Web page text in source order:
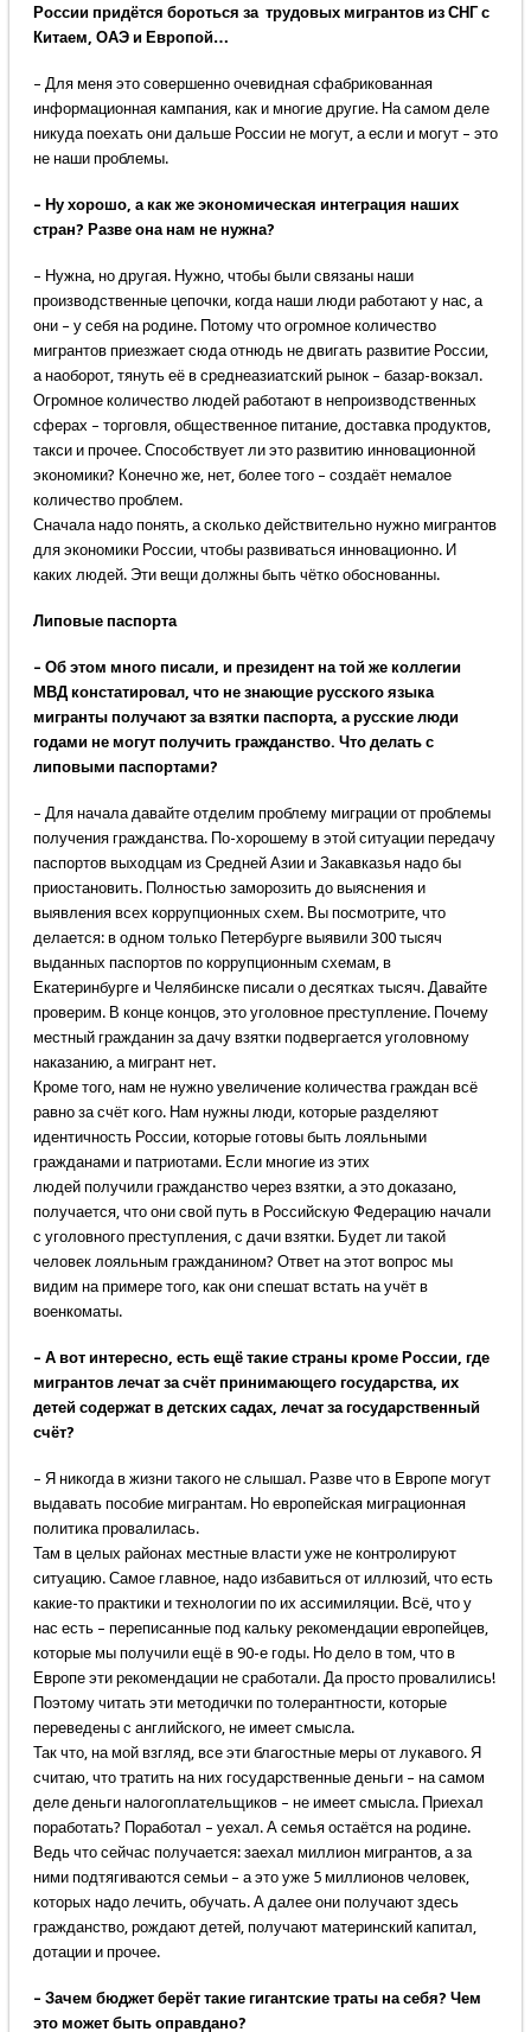
России придётся бороться за трудовых мигрантов из СНГ с
Китаем, ОАЭ и Европой…
– Для меня это совершенно очевидная сфабрикованная
информационная кампания, как и многие другие. На самом деле
никуда поехать они дальше России не могут, а если и могут – это
не наши проблемы.
– Ну хорошо, а как же экономическая интеграция наших
стран? Разве она нам не нужна?
– Нужна, но другая. Нужно, чтобы были связаны наши
производственные цепочки, когда наши люди работают у нас, а
они – у себя на родине. Потому что огромное количество
мигрантов приезжает сюда отнюдь не двигать развитие России,
а наоборот, тянуть её в среднеазиатский рынок – базар-вокзал.
Огромное количество людей работают в непроизводственных
сферах – торговля, общественное питание, доставка продуктов,
такси и прочее. Способствует ли это развитию инновационной
экономики? Конечно же, нет, более того – создаёт немалое
количество проблем.
Сначала надо понять, а сколько действительно нужно мигрантов
для экономики России, чтобы развиваться инновационно. И
каких людей. Эти вещи должны быть чётко обоснованны.
Липовые паспорта
– Об этом много писали, и президент на той же коллегии
МВД констатировал, что не знающие русского языка
мигранты получают за взятки паспорта, а русские люди
годами не могут получить гражданство. Что делать с
липовыми паспортами?
– Для начала давайте отделим проблему миграции от проблемы
получения гражданства. По-хорошему в этой ситуации передачу
паспортов выходцам из Средней Азии и Закавказья надо бы
приостановить. Полностью заморозить до выяснения и
выявления всех коррупционных схем. Вы посмотрите, что
делается: в одном только Петербурге выявили 300 тысяч
выданных паспортов по коррупционным схемам, в
Екатеринбурге и Челябинске писали о десятках тысяч. Давайте
проверим. В конце концов, это уголовное преступление. Почему
местный гражданин за дачу взятки подвергается уголовному
наказанию, а мигрант нет.
Кроме того, нам не нужно увеличение количества граждан всё
равно за счёт кого. Нам нужны люди, которые разделяют
идентичность России, которые готовы быть лояльными
гражданами и патриотами. Если многие из этих
людей получили гражданство через взятки, а это доказано,
получается, что они свой путь в Российскую Федерацию начали
с уголовного преступления, с дачи взятки. Будет ли такой
человек лояльным гражданином? Ответ на этот вопрос мы
видим на примере того, как они спешат встать на учёт в
военкоматы.
– А вот интересно, есть ещё такие страны кроме России, где
мигрантов лечат за счёт принимающего государства, их
детей содержат в детских садах, лечат за государственный
счёт?
– Я никогда в жизни такого не слышал. Разве что в Европе могут
выдавать пособие мигрантам. Но европейская миграционная
политика провалилась.
Там в целых районах местные власти уже не контролируют
ситуацию. Самое главное, надо избавиться от иллюзий, что есть
какие-то практики и технологии по их ассимиляции. Всё, что у
нас есть – переписанные под кальку рекомендации европейцев,
которые мы получили ещё в 90-е годы. Но дело в том, что в
Европе эти рекомендации не сработали. Да просто провалились!
Поэтому читать эти методички по толерантности, которые
переведены с английского, не имеет смысла.
Так что, на мой взгляд, все эти благостные меры от лукавого. Я
считаю, что тратить на них государственные деньги – на самом
деле деньги налогоплательщиков – не имеет смысла. Приехал
поработать? Поработал – уехал. А семья остаётся на родине.
Ведь что сейчас получается: заехал миллион мигрантов, а за
ними подтягиваются семьи – а это уже 5 миллионов человек,
которых надо лечить, обучать. А далее они получают здесь
гражданство, рождают детей, получают материнский капитал,
дотации и прочее.
– Зачем бюджет берёт такие гигантские траты на себя? Чем
это может быть оправдано?